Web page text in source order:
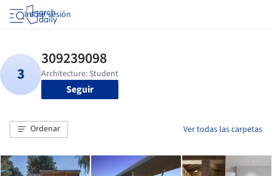
Iniciar sesión
Seguir
Ordenar Ver todas las carpetas